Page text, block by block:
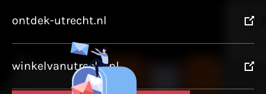
ontdek-utrecht.nl
winkelvanutrecht.nl